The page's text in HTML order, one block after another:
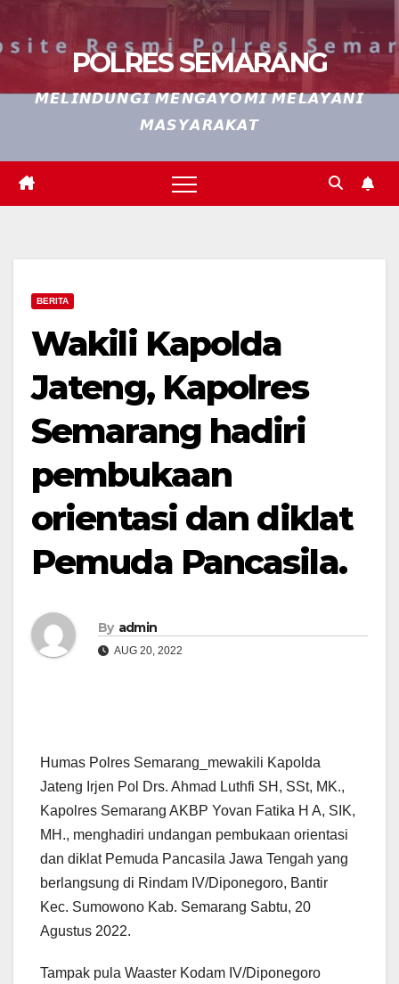
POLRES SEMARANG
𝙈𝙀𝙇𝙄𝙉𝘿𝙐𝙉𝙂𝙄 𝙈𝙀𝙉𝙂𝘼𝙔𝙊𝙈𝙄 𝙈𝙀𝙇𝘼𝙔𝘼𝙉𝙄
𝙈𝘼𝙎𝙔𝘼𝙍𝘼𝙆𝘼𝙏
BERITA
Wakili Kapolda
Jateng, Kapolres
Semarang hadiri
pembukaan
orientasi dan diklat
Pemuda Pancasila.
By admin
AUG 20, 2022
Humas Polres Semarang_mewakili Kapolda
Jateng Irjen Pol Drs. Ahmad Luthfi SH, SSt, MK.,
Kapolres Semarang AKBP Yovan Fatika H A, SIK,
MH., menghadiri undangan pembukaan orientasi
dan diklat Pemuda Pancasila Jawa Tengah yang
berlangsung di Rindam IV/Diponegoro, Bantir
Kec. Sumowono Kab. Semarang Sabtu, 20
Agustus 2022.
Tampak pula Waaster Kodam IV/Diponegoro